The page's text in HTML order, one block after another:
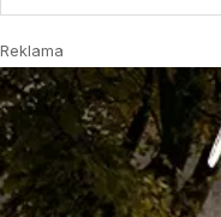
Reklama